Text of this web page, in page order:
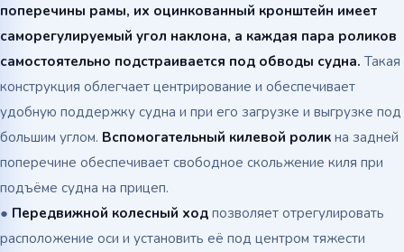
поперечины рамы, их оцинкованный кронштейн имеет
саморегулируемый угол наклона, а каждая пара роликов
самостоятельно подстраивается под обводы судна. Такая
конструкция облегчает центрирование и обеспечивает
удобную поддержку судна и при его загрузке и выгрузке под
большим углом. Вспомогательный килевой ролик на задней
поперечине обеспечивает свободное скольжение киля при
подъёме судна на прицеп.
● Передвижной колесный ход позволяет отрегулировать
расположение оси и установить её под центром тяжести